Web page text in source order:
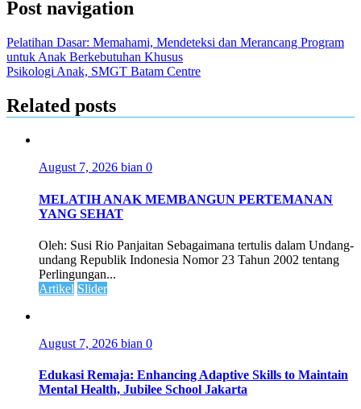
Post navigation
Pelatihan Dasar: Memahami, Mendeteksi dan Merancang Program
untuk Anak Berkebutuhan Khusus
Psikologi Anak, SMGT Batam Centre
Related posts
August 7, 2026 bian 0
MELATIH ANAK MEMBANGUN PERTEMANAN
YANG SEHAT
Oleh: Susi Rio Panjaitan Sebagaimana tertulis dalam Undang-
undang Republik Indonesia Nomor 23 Tahun 2002 tentang
Perlingungan...
Artikel Slider
August 7, 2026 bian 0
Edukasi Remaja: Enhancing Adaptive Skills to Maintain
Mental Health, Jubilee School Jakarta